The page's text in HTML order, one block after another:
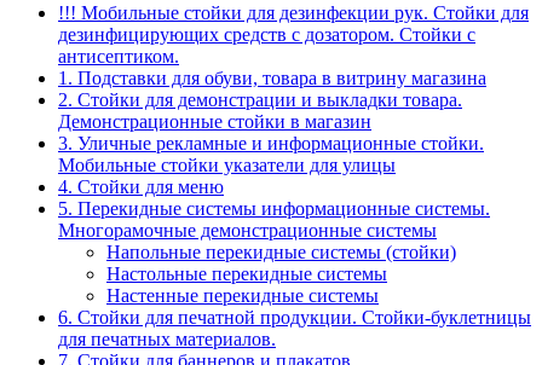
!!! Мобильные стойки для дезинфекции рук. Стойки для
дезинфицирующих средств с дозатором. Стойки с
антисептиком.
1. Подставки для обуви, товара в витрину магазина
2. Стойки для демонстрации и выкладки товара.
Демонстрационные стойки в магазин
3. Уличные рекламные и информационные стойки.
Мобильные стойки указатели для улицы
4. Стойки для меню
5. Перекидные системы информационные системы.
Многорамочные демонстрационные системы
Напольные перекидные системы (стойки)
Настольные перекидные системы
Настенные перекидные системы
6. Стойки для печатной продукции. Стойки-буклетницы
для печатных материалов.
7. Стойки для баннеров и плакатов